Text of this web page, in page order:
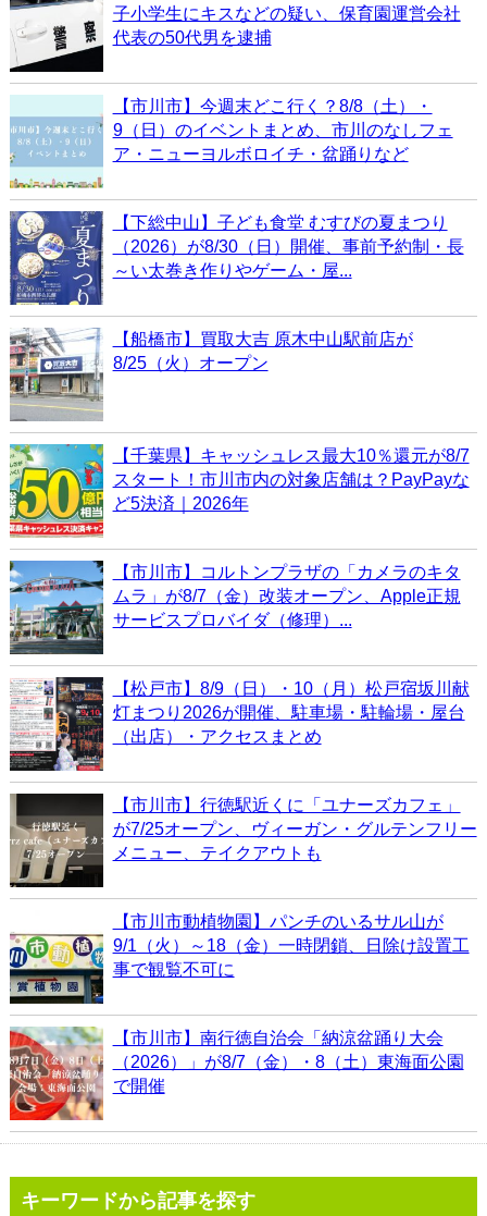
子小学生にキスなどの疑い、保育園運営会社
代表の50代男を逮捕
【市川市】今週末どこ行く？8/8（土）・
9（日）のイベントまとめ、市川のなしフェ
ア・ニューヨルボロイチ・盆踊りなど
【下総中山】子ども食堂 むすびの夏まつり
（2026）が8/30（日）開催、事前予約制・長
～い太巻き作りやゲーム・屋...
【船橋市】買取大吉 原木中山駅前店が
8/25（火）オープン
【千葉県】キャッシュレス最大10％還元が8/7
スタート！市川市内の対象店舗は？PayPayな
ど5決済｜2026年
【市川市】コルトンプラザの「カメラのキタ
ムラ」が8/7（金）改装オープン、Apple正規
サービスプロバイダ（修理）...
【松戸市】8/9（日）・10（月）松戸宿坂川献
灯まつり2026が開催、駐車場・駐輪場・屋台
（出店）・アクセスまとめ
【市川市】行徳駅近くに「ユナーズカフェ」
が7/25オープン、ヴィーガン・グルテンフリー
メニュー、テイクアウトも
【市川市動植物園】パンチのいるサル山が
9/1（火）～18（金）一時閉鎖、日除け設置工
事で観覧不可に
【市川市】南行徳自治会「納涼盆踊り大会
（2026）」が8/7（金）・8（土）東海面公園
で開催
キーワードから記事を探す